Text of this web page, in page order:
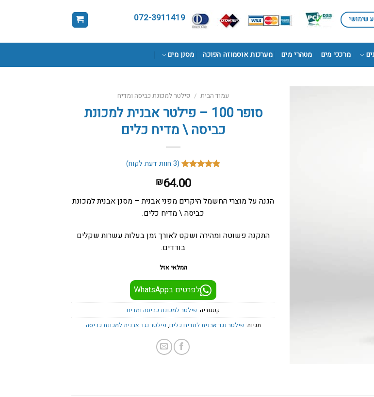
שימושי 072-3911419
מרככי מים מטהרי מים מערכות אוסמוזה הפוכה מסנן מים
עמוד הבית / פילטר למכונת כביסה ומדיח
סופר 100 – פילטר אבנית למכונת
כביסה \ מדיח כלים
מתוך
דירוגים של
לקוחות
(
3 חוות דעת לקוח)
₪64.00
הגנה על מוצרי החשמל היקרים מפני אבנית – מסנן אבנית למכונת
כביסה \ מדיח כלים.
התקנה פשוטה ומהירה ושקט לאורך זמן בעלות עשרות שקלים
בודדים.
המלאי אזל
לפרטים בWhatsApp
קטגוריה: פילטר למכונת כביסה ומדיח
תגיות: פילטר נגד אבנית למדיח כלים, פילטר נגד אבנית למכונת כביסה